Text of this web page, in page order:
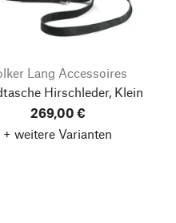
Lang Accessoires
Hirschleder, Klein
269,00 €
+ weitere Varianten